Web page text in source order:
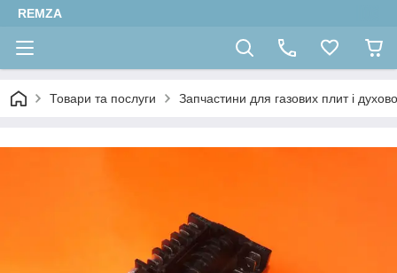
REMZA
Товари та послуги Запчастини для газових плит і